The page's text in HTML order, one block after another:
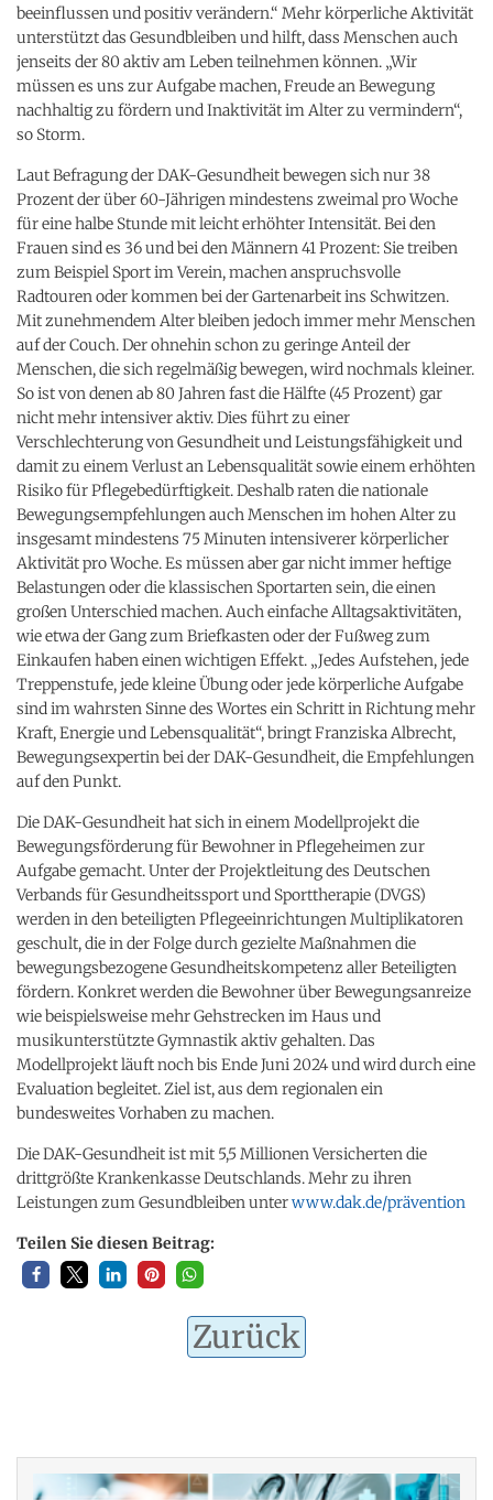
beeinflussen und positiv verändern.“ Mehr körperliche Aktivität
unterstützt das Gesundbleiben und hilft, dass Menschen auch
jenseits der 80 aktiv am Leben teilnehmen können. „Wir
müssen es uns zur Aufgabe machen, Freude an Bewegung
nachhaltig zu fördern und Inaktivität im Alter zu vermindern“,
so Storm.
Laut Befragung der DAK-Gesundheit bewegen sich nur 38
Prozent der über 60-Jährigen mindestens zweimal pro Woche
für eine halbe Stunde mit leicht erhöhter Intensität. Bei den
Frauen sind es 36 und bei den Männern 41 Prozent: Sie treiben
zum Beispiel Sport im Verein, machen anspruchsvolle
Radtouren oder kommen bei der Gartenarbeit ins Schwitzen.
Mit zunehmendem Alter bleiben jedoch immer mehr Menschen
auf der Couch. Der ohnehin schon zu geringe Anteil der
Menschen, die sich regelmäßig bewegen, wird nochmals kleiner.
So ist von denen ab 80 Jahren fast die Hälfte (45 Prozent) gar
nicht mehr intensiver aktiv. Dies führt zu einer
Verschlechterung von Gesundheit und Leistungsfähigkeit und
damit zu einem Verlust an Lebensqualität sowie einem erhöhten
Risiko für Pflegebedürftigkeit. Deshalb raten die nationale
Bewegungsempfehlungen auch Menschen im hohen Alter zu
insgesamt mindestens 75 Minuten intensiverer körperlicher
Aktivität pro Woche. Es müssen aber gar nicht immer heftige
Belastungen oder die klassischen Sportarten sein, die einen
großen Unterschied machen. Auch einfache Alltagsaktivitäten,
wie etwa der Gang zum Briefkasten oder der Fußweg zum
Einkaufen haben einen wichtigen Effekt. „Jedes Aufstehen, jede
Treppenstufe, jede kleine Übung oder jede körperliche Aufgabe
sind im wahrsten Sinne des Wortes ein Schritt in Richtung mehr
Kraft, Energie und Lebensqualität“, bringt Franziska Albrecht,
Bewegungsexpertin bei der DAK-Gesundheit, die Empfehlungen
auf den Punkt.
Die DAK-Gesundheit hat sich in einem Modellprojekt die
Bewegungsförderung für Bewohner in Pflegeheimen zur
Aufgabe gemacht. Unter der Projektleitung des Deutschen
Verbands für Gesundheitssport und Sporttherapie (DVGS)
werden in den beteiligten Pflegeeinrichtungen Multiplikatoren
geschult, die in der Folge durch gezielte Maßnahmen die
bewegungsbezogene Gesundheitskompetenz aller Beteiligten
fördern. Konkret werden die Bewohner über Bewegungsanreize
wie beispielsweise mehr Gehstrecken im Haus und
musikunterstützte Gymnastik aktiv gehalten. Das
Modellprojekt läuft noch bis Ende Juni 2024 und wird durch eine
Evaluation begleitet. Ziel ist, aus dem regionalen ein
bundesweites Vorhaben zu machen.
Die DAK-Gesundheit ist mit 5,5 Millionen Versicherten die
drittgrößte Krankenkasse Deutschlands. Mehr zu ihren
Leistungen zum Gesundbleiben unterwww.dak.de/prävention
Teilen Sie diesen Beitrag:
Zurück